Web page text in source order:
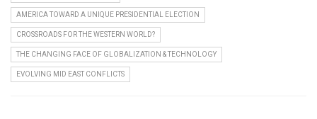
AMERICA TOWARD A UNIQUE PRESIDENTIAL ELECTION
CROSSROADS FOR THE WESTERN WORLD?
THE CHANGING FACE OF GLOBALIZATION & TECHNOLOGY
EVOLVING MID EAST CONFLICTS